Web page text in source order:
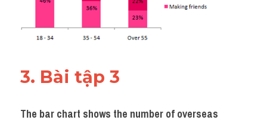
3. Bài tập 3
The bar chart shows the number of overseas